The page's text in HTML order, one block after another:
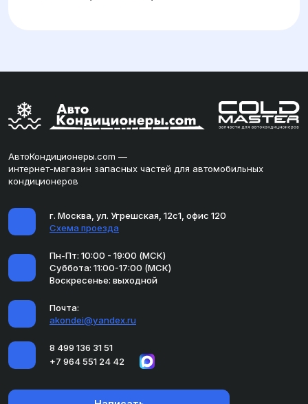
АвтоКондиционеры.com —
интернет-магазин запасных частей для автомобильных
кондиционеров
г. Москва, ул. Угрешская, 12с1, офис 120
Схема проезда
Пн-Пт: 10:00 - 19:00 (МСК)
Суббота: 11:00-17:00 (МСК)
Воскресенье: выходной
Почта:
akondei@yandex.ru
8 499 136 31 51
+7 964 551 24 42